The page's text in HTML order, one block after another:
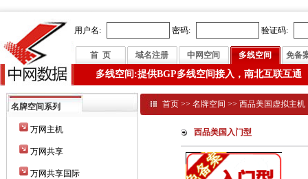
用户名: 密码: 验证码:
首 页 域名注册 中网空间 多线空间 免备
多线空间:提供BGP多线空间接入，南北互联互通
名牌空间系列
万网主机
万网共享
万网共享国际
首页 >>名牌空间 >>西品美国虚拟主机
西品美国入门型